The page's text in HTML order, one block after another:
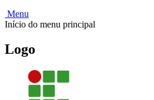
Menu
Início do menu principal
Logo